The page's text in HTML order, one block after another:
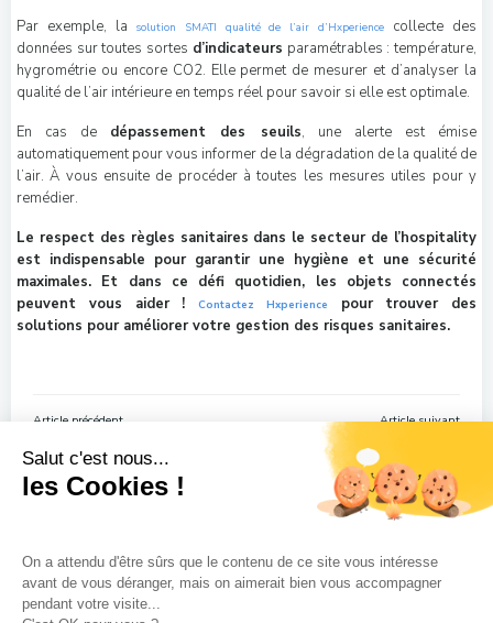
Par exemple, la
solution SMATI qualité de l’air d’Hxperience
collecte des
données sur toutes sortes d’indicateurs paramétrables : température,
hygrométrie ou encore CO2. Elle permet de mesurer et d’analyser la
qualité de l’air intérieure en temps réel pour savoir si elle est optimale.
En cas de dépassement des seuils, une alerte est émise
automatiquement pour vous informer de la dégradation de la qualité de
l’air. À vous ensuite de procéder à toutes les mesures utiles pour y
remédier.
Le respect des règles sanitaires dans le secteur de l’hospitality
est indispensable pour garantir une hygiène et une sécurité
maximales. Et dans ce défi quotidien, les objets connectés
peuvent vous aider !
Contactez Hxperience
pour trouver des
solutions pour améliorer votre gestion des risques sanitaires.
Navigation
l’article
Article précédent
Navigation
Article suivant
Salut c'est nous...
les Cookies !
On a attendu d'être sûrs que le contenu de ce site vous intéresse
avant de vous déranger, mais on aimerait bien vous accompagner
pendant votre visite...